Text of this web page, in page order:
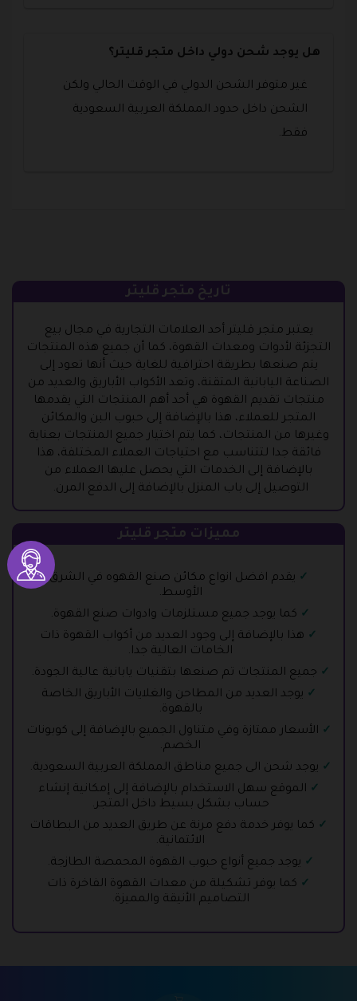
هل يوجد شحن دولي داخل متجر قليتر؟
غير متوفر الشحن الدولي في الوقت الحالي ولكن
الشحن داخل حدود المملكة العربية السعودية
فقط.
تاريخ متجر قليتر
يعتبر متجر قليتر أحد العلامات التجارية في مجال بيع
التجزئة لأدوات ومعدات القهوة، كما أن جميع هذه المنتجات
يتم صنعها بطريقة احترافية للغاية حيث أنها تعود إلى
الصناعة اليابانية المتقنة، وتعد الأكواب الأباريق والعديد من
منتجات تقديم القهوة هي أحد أهم المنتجات التي يقدمها
المتجر للعملاء، هذا بالإضافة إلى حبوب البن والمكائن
وغيرها من المنتجات، كما يتم اختيار جميع المنتجات بعناية
فائقة جدا لتتناسب مع احتياجات العملاء المختلفة، هذا
بالإضافة إلى الخدمات التي يحصل عليها العملاء من
التوصيل إلى باب المنزل بالإضافة إلى الدفع المرن.
مميزات متجر قليتر
يقدم افضل انواع مكائن صنع القهوه في الشرق
الأوسط.
كما يوجد جميع مستلزمات وادوات صنع القهوة.
هذا بالإضافة إلى وجود العديد من أكواب القهوة ذات
الخامات العالية جدا.
جميع المنتجات تم صنعها بتقنيات يابانية عالية الجودة.
يوجد العديد من المطاحن والغلايات الأباريق الخاصة
بالقهوة.
الأسعار ممتازة وفي متناول الجميع بالإضافة إلى كوبونات
الخصم.
يوجد شحن الى جميع مناطق المملكة العربية السعودية.
الموقع سهل الاستخدام بالإضافة إلى إمكانية إنشاء
حساب بشكل بسيط داخل المتجر.
كما يوفر خدمة دفع مرنة عن طريق العديد من البطاقات
الائتمانية.
يوجد جميع أنواع حبوب القهوة المحمصة الطازجة.
كما يوفر تشكيلة من معدات القهوة الفاخرة ذات
التصاميم الأنيقة والمميزة.